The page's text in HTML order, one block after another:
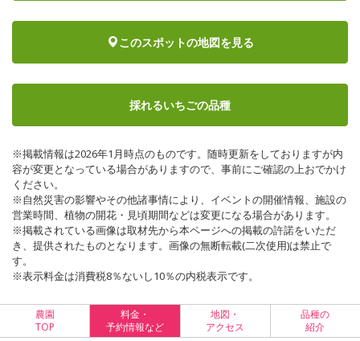
このスポットの地図を見る
採れるいちごの品種
※掲載情報は2026年1月時点のものです。随時更新をしておりますが内
容が変更となっている場合がありますので、事前にご確認の上おでかけ
ください。
※自然災害の影響やその他諸事情により、イベントの開催情報、施設の
営業時間、植物の開花・見頃期間などは変更になる場合があります。
※掲載されている画像は取材先から本ページへの掲載の許諾をいただ
き、提供されたものとなります。画像の無断転載(二次使用)は禁止で
す。
※表示料金は消費税8％ないし10％の内税表示です。
農園
TOP
料金・
予約情報など
地図・
アクセス
品種の
紹介